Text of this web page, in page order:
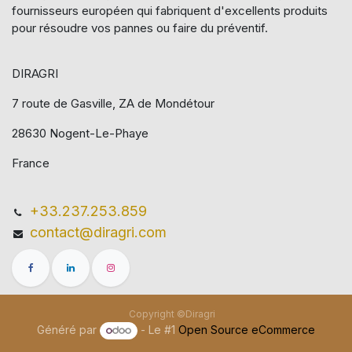
fournisseurs européen qui​ fabriquent d'excellents produits
pour résoudre vos pannes ou faire du préventif.
DIRAGRI
7 route de Gasville, ZA de Mondétour
28630 Nogent-Le-Phaye
France
+33.237.253.859
contact@diragri.com
Copyright ©Diragri
Généré par - Le #1Open Source eCommerce